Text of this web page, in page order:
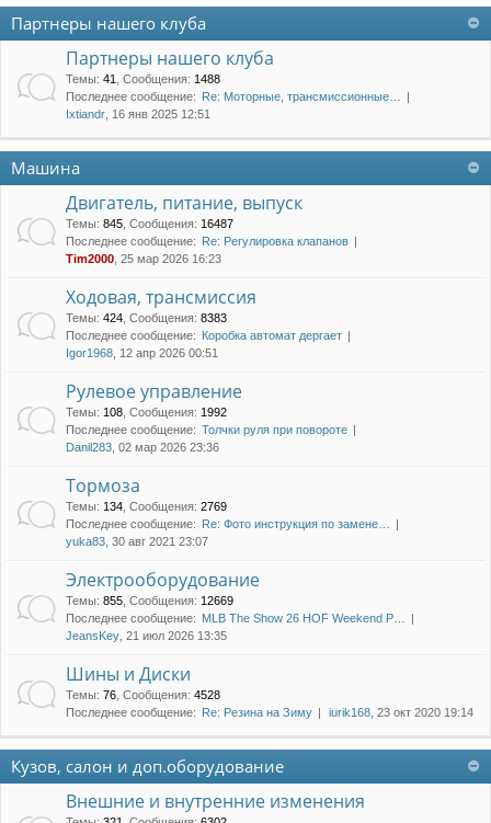
Партнеры нашего клуба
Партнеры нашего клуба
Темы: 41 Сообщения: 1488
Последнее сообщение: Re: Моторные, трансмиссионные…
Ixtiandr , 16 янв 2025 12:51
Машина
Двигатель, питание, выпуск
Темы: 845 Сообщения: 16487
Последнее сообщение: Re: Регулировка клапанов
Tim2000 , 25 мар 2026 16:23
Ходовая, трансмиссия
Темы: 424 Сообщения: 8383
Последнее сообщение: Коробка автомат дергает
Igor1968 , 12 апр 2026 00:51
Рулевое управление
Темы: 108 Сообщения: 1992
Последнее сообщение: Толчки руля при повороте
Danil283 , 02 мар 2026 23:36
Тормоза
Темы: 134 Сообщения: 2769
Последнее сообщение: Re: Фото инструкция по замене…
yuka83 , 30 авг 2021 23:07
Электрооборудование
Темы: 855 Сообщения: 12669
Последнее сообщение: MLB The Show 26 HOF Weekend P…
JeansKey , 21 июл 2026 13:35
Шины и Диски
Темы: 76 Сообщения: 4528
Последнее сообщение: Re: Резина на Зиму iurik168 , 23 окт 2020 19:14
Кузов, салон и доп.оборудование
Внешние и внутренние изменения